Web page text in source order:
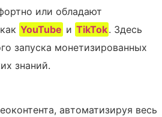
или обладают
YouTube и TikTok. Здесь
запуска монетизированных
знаний.
автоматизируя весь